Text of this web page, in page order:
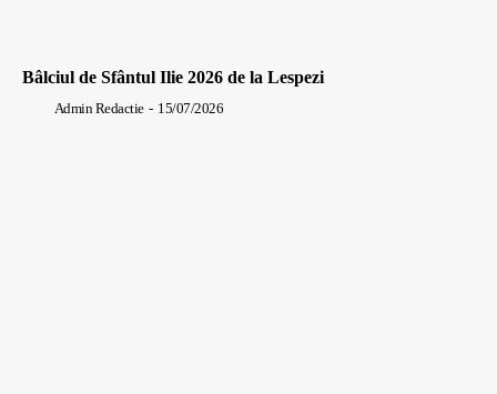
Bâlciul de Sfântul Ilie 2026 de la Lespezi
Admin Redactie - 15/07/2026